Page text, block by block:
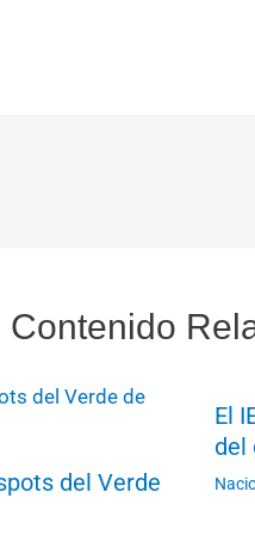
Contenido
del Verde
El
del